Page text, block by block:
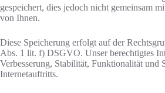
gespeichert, dies jedoch nicht gemeinsam
von Ihnen.
Diese Speicherung erfolgt auf der
Abs. 1 lit. f) DSGVO. Unser berechtigtes
Verbesserung, Stabilität, Funktionalität und
Internetauftritts.